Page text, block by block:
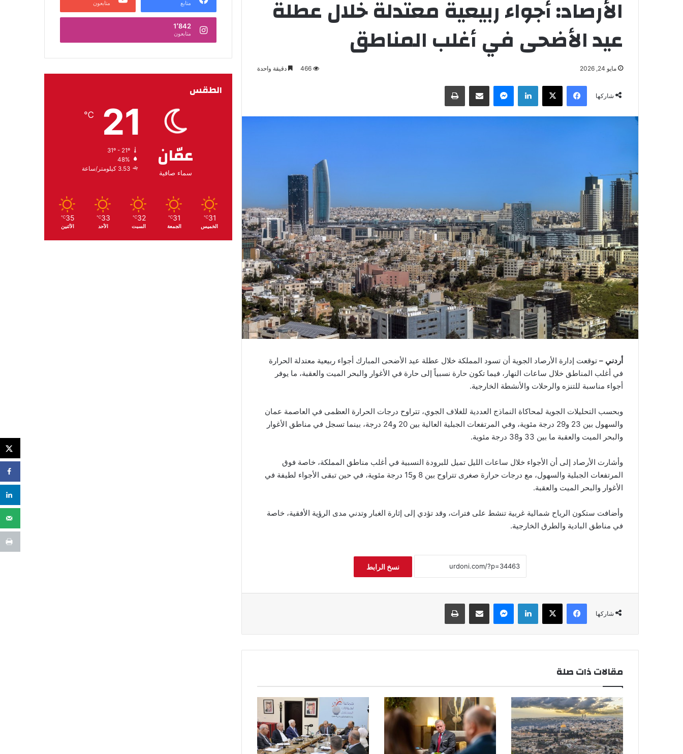
الأرصاد: أجواء ربيعية معتدلة خلال عطلة
عيد الأضحى في أغلب المناطق
مايو 24, 2026 466 دقيقة واحدة
شاركها
فيسبوك لينكدإن
أردني – توقعت إدارة الأرصاد الجوية أن تسود المملكة خلال عطلة عيد الأضحى المبارك أجواء ربيعية معتدلة الحرارة
في أغلب المناطق خلال ساعات النهار، فيما تكون حارة نسبياً إلى حارة في الأغوار والبحر الميت والعقبة، ما يوفر
أجواء مناسبة للتنزه والرحلات والأنشطة الخارجية.
وبحسب التحليلات الجوية لمحاكاة النماذج العددية للغلاف الجوي، تتراوح درجات الحرارة العظمى في العاصمة عمان
والسهول بين 23 و29 درجة مئوية، وفي المرتفعات الجبلية العالية بين 20 و24 درجة، بينما تسجل في مناطق الأغوار
والبحر الميت والعقبة ما بين 33 و38 درجة مئوية.
وأشارت الأرصاد إلى أن الأجواء خلال ساعات الليل تميل للبرودة النسبية في أغلب مناطق المملكة، خاصة فوق
المرتفعات الجبلية والسهول، مع درجات حرارة صغرى تتراوح بين 8 و15 درجة مئوية، في حين تبقى الأجواء لطيفة في
الأغوار والبحر الميت والعقبة.
وأضافت ستكون الرياح شمالية غربية تنشط على فترات، وقد تؤدي إلى إثارة الغبار وتدني مدى الرؤية الأفقية، خاصة
في مناطق البادية والطرق الخارجية.
نسخ الرابط
شاركها
فيسبوك لينكدإن
مقالات ذات صلة
متابع متابعون
1٬842
متابعون
الطقس
عمّان
سماء صافية
21
℃
31º - 21º
48%
3.53 كيلومتر/ساعة
31
℃
الخميس
31
℃
الجمعة
32
℃
السبت
33
℃
الأحد
35
℃
الأثنين